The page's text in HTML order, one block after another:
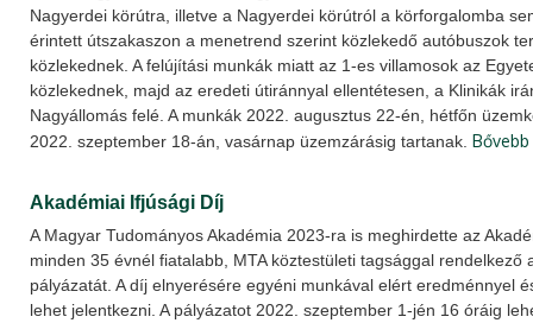
Nagyerdei körútra, illetve a Nagyerdei körútról a körforgalomba
érintett útszakaszon a menetrend szerint közlekedő autóbuszok
közlekednek. A felújítási munkák miatt az 1-es villamosok az
közlekednek, majd az eredeti útiránnyal ellentétesen, a Klinikák
Nagyállomás felé. A munkák 2022. augusztus 22-én, hétfőn
2022. szeptember 18-án, vasárnap üzemzárásig tartanak.
Akadémiai Ifjúsági Díj
A Magyar Tudományos Akadémia 2023-ra is meghirdette az
minden 35 évnél fiatalabb, MTA köztestületi tagsággal rendelkező
pályázatát. A díj elnyerésére egyéni munkával elért eredménnyel
lehet jelentkezni. A pályázatot 2022. szeptember 1-jén 16 óráig